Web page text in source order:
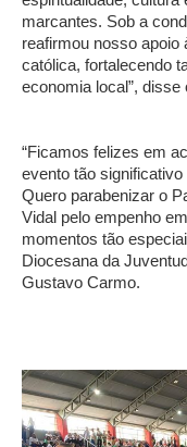
marcantes. Sob a
reafirmou nosso apoio
católica, fortalecendo
economia local”, disse
“Ficamos felizes em
evento tão
Quero parabenizar o
Vidal pelo empenho
momentos tão
Diocesana da
Gustavo Carmo.